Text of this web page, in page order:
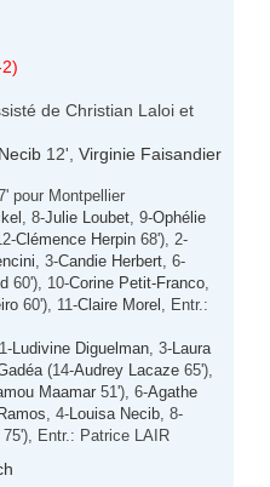
de Christian Laloi et
12', Virginie Faisandier
pour Montpellier
, 8-Julie Loubet , 9-Ophélie
Clémence Herpin 68'), 2-
, 3-Candie Herbert , 6-
60'), 10-Corine Petit-Franco
60'), 11-Claire Morel
, Entr.:
Ludivine Diguelman , 3- Laura
(14-Audrey Lacaze 65'),
Maamar 51'), 6-Agathe
, 4- Louisa Necib , 8-
75'), Entr.: Patrice LAIR